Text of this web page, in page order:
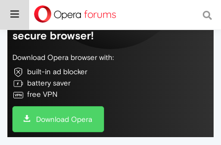
Do more on the web, with a fast and
secure browser!
Download Opera browser with:
built-in ad blocker
battery saver
free VPN
Download Opera